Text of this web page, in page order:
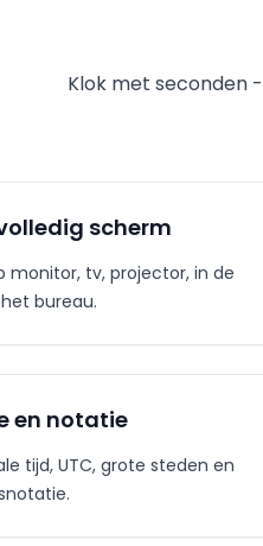
Klok met seconden
scherm
monitor, tv, projector, in de
bureau.
en notatie
tijd, UTC, grote steden en